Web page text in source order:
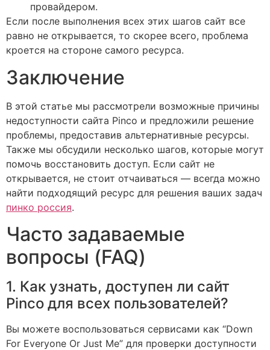
провайдером.
Если после выполнения всех этих шагов сайт все
равно не открывается, то скорее всего, проблема
кроется на стороне самого ресурса.
Заключение
В этой статье мы рассмотрели возможные причины
недоступности сайта Pinco и предложили решение
проблемы, предоставив альтернативные ресурсы.
Также мы обсудили несколько шагов, которые могут
помочь восстановить доступ. Если сайт не
открывается, не стоит отчаиваться — всегда можно
найти подходящий ресурс для решения ваших задач
пинко россия.
Часто задаваемые
вопросы (FAQ)
1. Как узнать, доступен ли сайт
Pinco для всех пользователей?
Вы можете воспользоваться сервисами как “Down
For Everyone Or Just Me” для проверки доступности